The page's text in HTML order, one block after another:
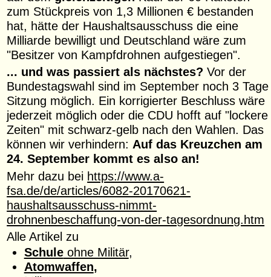
zum Stückpreis von 1,3 Millionen € bestanden
hat, hätte der Haushaltsausschuss die eine
Milliarde bewilligt und Deutschland wäre zum
"Besitzer von Kampfdrohnen aufgestiegen".
... und was passiert als nächstes? Vor der
Bundestagswahl sind im September noch 3 Tage
Sitzung möglich. Ein korrigierter Beschluss wäre
jederzeit möglich oder die CDU hofft auf "lockere
Zeiten" mit schwarz-gelb nach den Wahlen. Das
können wir verhindern: Auf das Kreuzchen am
24. September kommt es also an!
Mehr dazu bei https://www.a-
fsa.de/de/articles/6082-20170621-
haushaltsausschuss-nimmt-
drohnenbeschaffung-von-der-tagesordnung.htm
Alle Artikel zu
Schuleohne Militär,
Atomwaffen,